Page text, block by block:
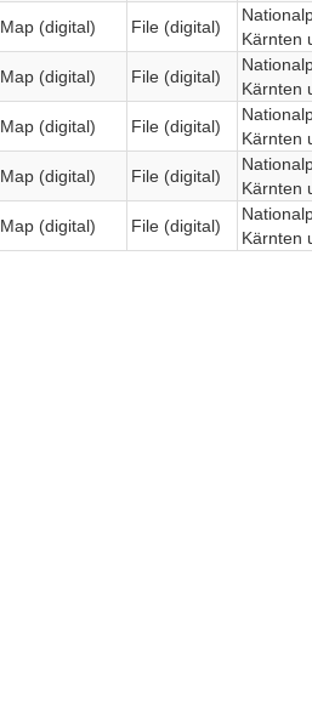
Map (digital) File (digital)
Kärnten
Map (digital) File (digital)
Kärnten
Map (digital) File (digital)
Kärnten
Map (digital) File (digital)
Kärnten
Map (digital) File (digital)
Kärnten